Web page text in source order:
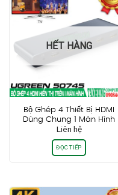
HẾT HÀNG
Bộ Ghép 4 Thiết Bị HDMI
Dùng Chung 1 Màn Hình
Ugreen 50745
Liên hệ
ĐỌC TIẾP